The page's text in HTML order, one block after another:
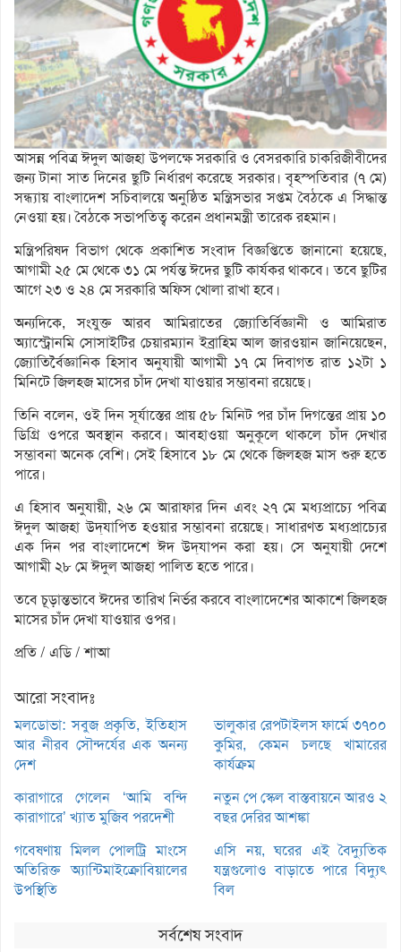
আসন্ন পবিত্র ঈদুল আজহা উপলক্ষে সরকারি ও বেসরকারি চাকরিজীবীদের
জন্য টানা সাত দিনের ছুটি নির্ধারণ করেছে সরকার। বৃহস্পতিবার (৭ মে)
সন্ধ্যায় বাংলাদেশ সচিবালয়ে অনুষ্ঠিত মন্ত্রিসভার সপ্তম বৈঠকে এ সিদ্ধান্ত
নেওয়া হয়। বৈঠকে সভাপতিত্ব করেন প্রধানমন্ত্রী তারেক রহমান।
মন্ত্রিপরিষদ বিভাগ থেকে প্রকাশিত সংবাদ বিজ্ঞপ্তিতে জানানো হয়েছে,
আগামী ২৫ মে থেকে ৩১ মে পর্যন্ত ঈদের ছুটি কার্যকর থাকবে। তবে ছুটির
আগে ২৩ ও ২৪ মে সরকারি অফিস খোলা রাখা হবে।
অন্যদিকে, সংযুক্ত আরব আমিরাতের জ্যোতির্বিজ্ঞানী ও আমিরাত
অ্যাস্ট্রোনমি সোসাইটির চেয়ারম্যান ইব্রাহিম আল জারওয়ান জানিয়েছেন,
জ্যোতির্বৈজ্ঞানিক হিসাব অনুযায়ী আগামী ১৭ মে দিবাগত রাত ১২টা ১
মিনিটে জিলহজ মাসের চাঁদ দেখা যাওয়ার সম্ভাবনা রয়েছে।
তিনি বলেন, ওই দিন সূর্যাস্তের প্রায় ৫৮ মিনিট পর চাঁদ দিগন্তের প্রায় ১০
ডিগ্রি ওপরে অবস্থান করবে। আবহাওয়া অনুকূলে থাকলে চাঁদ দেখার
সম্ভাবনা অনেক বেশি। সেই হিসাবে ১৮ মে থেকে জিলহজ মাস শুরু হতে
পারে।
এ হিসাব অনুযায়ী, ২৬ মে আরাফার দিন এবং ২৭ মে মধ্যপ্রাচ্যে পবিত্র
ঈদুল আজহা উদ্‌যাপিত হওয়ার সম্ভাবনা রয়েছে। সাধারণত মধ্যপ্রাচ্যের
এক দিন পর বাংলাদেশে ঈদ উদ্‌যাপন করা হয়। সে অনুযায়ী দেশে
আগামী ২৮ মে ঈদুল আজহা পালিত হতে পারে।
তবে চূড়ান্তভাবে ঈদের তারিখ নির্ভর করবে বাংলাদেশের আকাশে জিলহজ
মাসের চাঁদ দেখা যাওয়ার ওপর।
প্রতি / এডি / শাআ
আরো সংবাদঃ
মলডোভা: সবুজ প্রকৃতি, ইতিহাস
আর নীরব সৌন্দর্যের এক অনন্য
দেশ
ভালুকার রেপটাইলস ফার্মে ৩৭০০
কুমির, কেমন চলছে খামারের
কার্যক্রম
কারাগারে গেলেন ‘আমি বন্দি
কারাগারে’ খ্যাত মুজিব পরদেশী
নতুন পে স্কেল বাস্তবায়নে আরও ২
বছর দেরির আশঙ্কা
গবেষণায় মিলল পোলট্রি মাংসে
অতিরিক্ত অ্যান্টিমাইক্রোবিয়ালের
উপস্থিতি
এসি নয়, ঘরের এই বৈদ্যুতিক
যন্ত্রগুলোও বাড়াতে পারে বিদ্যুৎ
বিল
সর্বশেষ সংবাদ